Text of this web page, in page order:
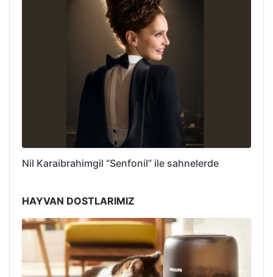
Nil Karaibrahimgil “Senfonil” ile sahnelerde
HAYVAN DOSTLARIMIZ